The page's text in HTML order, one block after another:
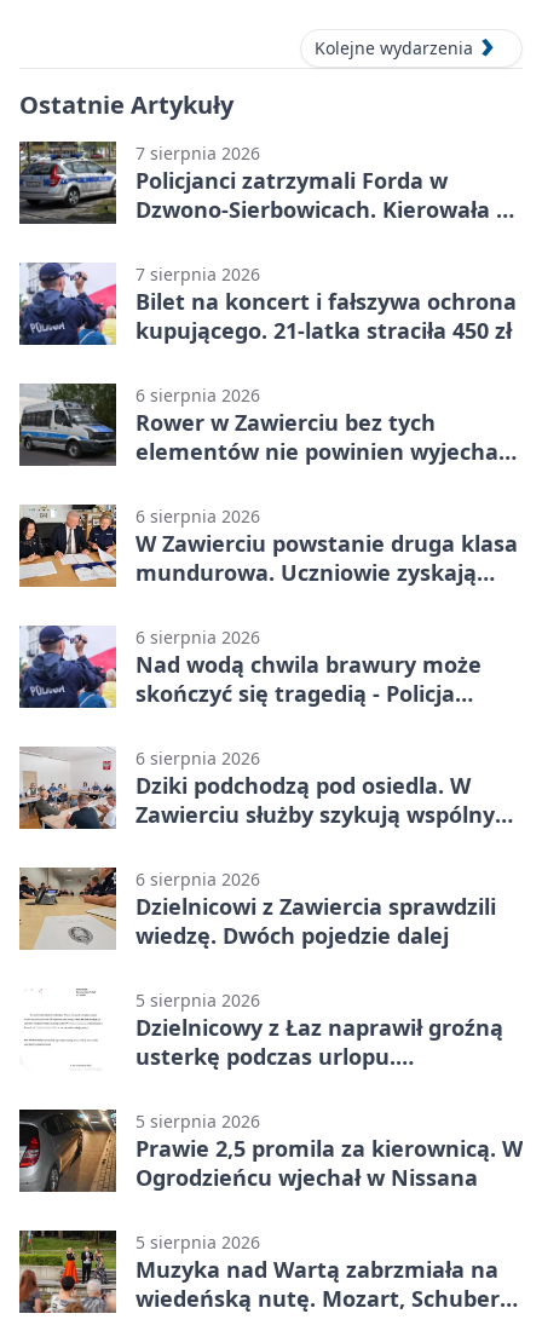
Kolejne wydarzenia
Ostatnie Artykuły
7 sierpnia 2026
Policjanci zatrzymali Forda w
Dzwono-Sierbowicach. Kierowała po
7 sierpnia 2026
Bilet na koncert i fałszywa ochrona
kupującego. 21-latka straciła 450 zł
6 sierpnia 2026
Rower w Zawierciu bez tych
elementów nie powinien wyjechać
6 sierpnia 2026
W Zawierciu powstanie druga klasa
mundurowa. Uczniowie zyskają
6 sierpnia 2026
Nad wodą chwila brawury może
skończyć się tragedią - Policja
6 sierpnia 2026
Dziki podchodzą pod osiedla. W
Zawierciu służby szykują wspólny
6 sierpnia 2026
Dzielnicowi z Zawiercia sprawdzili
wiedzę. Dwóch pojedzie dalej
5 sierpnia 2026
Dzielnicowy z Łaz naprawił groźną
usterkę podczas urlopu.
5 sierpnia 2026
Prawie 2,5 promila za kierownicą. W
Ogrodzieńcu wjechał w Nissana
5 sierpnia 2026
Muzyka nad Wartą zabrzmiała na
wiedeńską nutę. Mozart, Schubert i